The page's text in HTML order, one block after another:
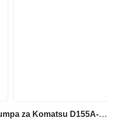
708-1L-00670 hidraulična pumpa za Komatsu D155A-6 D155AX-6 građevinskog stroja